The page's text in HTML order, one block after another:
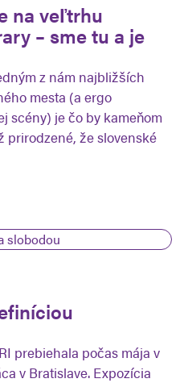
na veľtrhu
– sme tu a je
z nám najbližších
mesta (a ergo
scény) je čo by kameňom
prirodzené, že slovenské
prebiehala počas mája v
v Bratislave. Expozícia